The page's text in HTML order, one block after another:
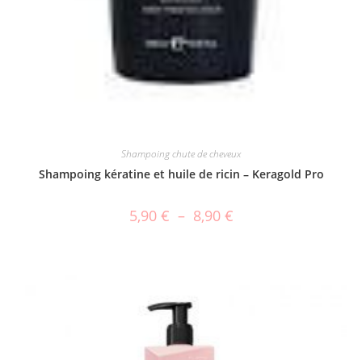
Shampoing chute de cheveux
Shampoing kératine et huile de ricin – Keragold Pro
5,90 € – 8,90 €